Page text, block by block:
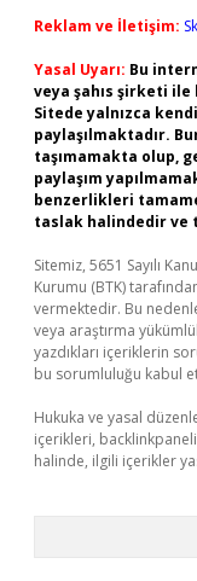
Reklam ve İletişim:
Yasal Uyarı: Bu
veya şahıs şirketi ile
Sitede yalnızca
paylaşılmaktadır.
taşımamakta olup,
paylaşım
benzerlikleri
taslak halindedir ve
Sitemiz, 5651 Sayılı
Kurumu (BTK)
vermektedir. Bu
veya araştırma
yazdıkları içeriklerin
bu sorumluluğu kabul
Hukuka ve yasal
içerikleri,
halinde, ilgili içerikler